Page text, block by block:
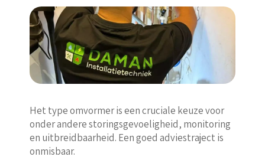
Het type omvormer is een cruciale keuze voor
onder andere storingsgevoeligheid, monitoring
en uitbreidbaarheid. Een goed adviestraject is
onmisbaar.